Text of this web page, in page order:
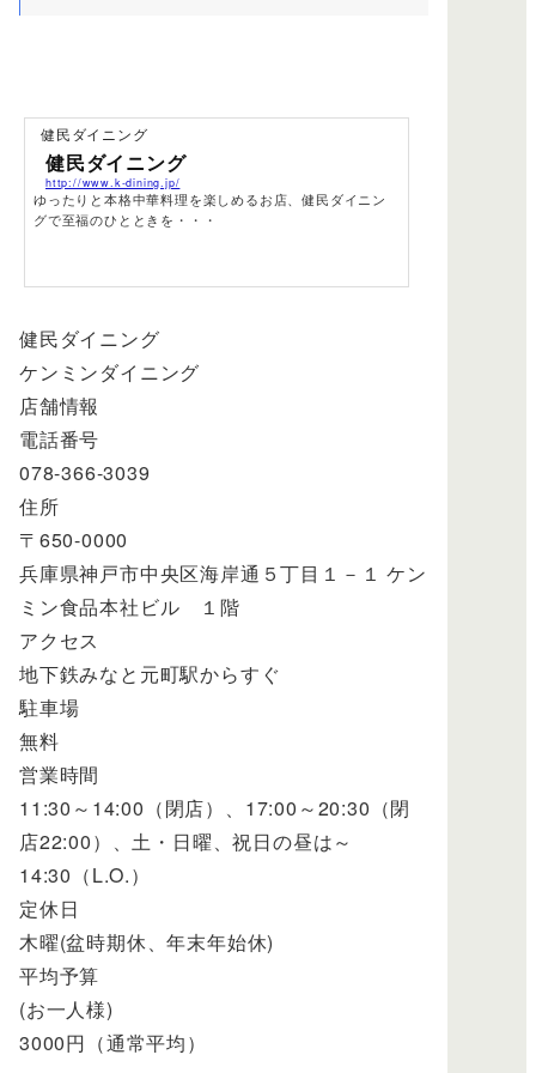
健民ダイニング
健民ダイニング
http://www.k-dining.jp/
ゆったりと本格中華料理を楽しめるお店、健民ダイニン
グで至福のひとときを・・・
健民ダイニング
ケンミンダイニング
店舗情報
電話番号
078-366-3039
住所
〒650-0000
兵庫県神戸市中央区海岸通５丁目１－１ ケン
ミン食品本社ビル １階
アクセス
地下鉄みなと元町駅からすぐ
駐車場
無料
営業時間
11:30～14:00（閉店）、17:00～20:30（閉
店22:00）、土・日曜、祝日の昼は～
14:30（L.O.）
定休日
木曜(盆時期休、年末年始休)
平均予算
(お一人様)
3000円（通常平均）